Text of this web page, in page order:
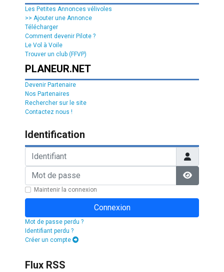
Les Petites Annonces vélivoles
>> Ajouter une Annonce
Télécharger
Comment devenir Pilote ?
Le Vol à Voile
Trouver un club (FFVP)
PLANEUR.NET
Devenir Partenaire
Nos Partenaires
Rechercher sur le site
Contactez nous !
Identification
Identifiant
Mot de passe
Afficher
Maintenir la connexion
Connexion
Mot de passe perdu ?
Identifiant perdu ?
Créer un compte
Flux RSS